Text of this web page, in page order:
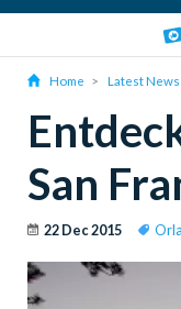
Home Latest News
San
22 Dec 2015